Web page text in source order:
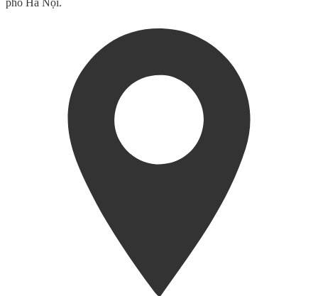
phố Hà Nội.